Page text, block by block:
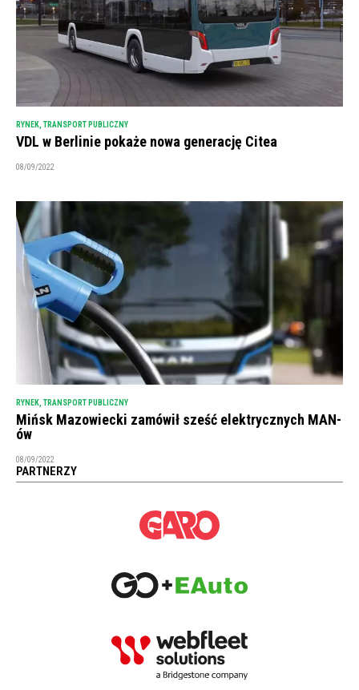
RYNEK TRANSPORT PUBLICZNY
VDL w Berlinie pokaże nowa generację Citea
08/09/2022
RYNEK TRANSPORT PUBLICZNY
Mińsk Mazowiecki zamówił sześć elektrycznych MAN-
ów
08/09/2022
PARTNERZY